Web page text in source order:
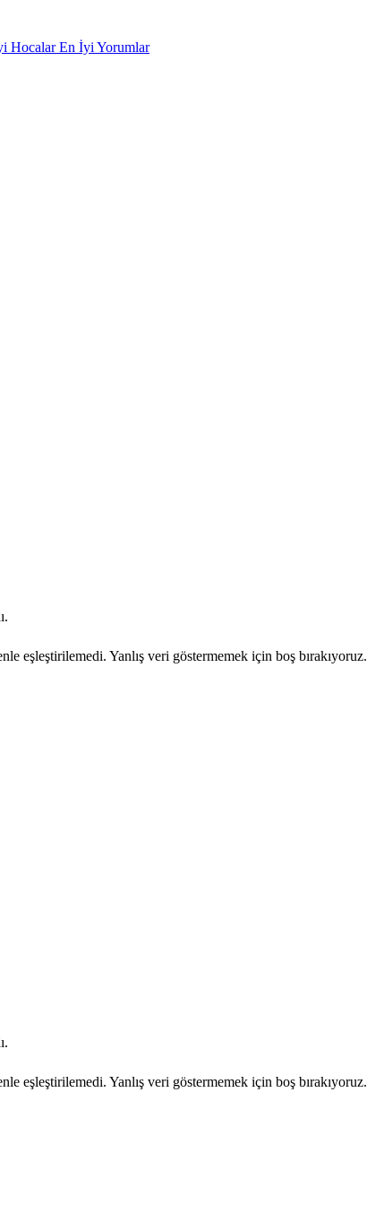
HocalarEn İyi Yorumlar
eşleştirilemedi. Yanlış veri göstermemek için boş bırakıyoruz.
eşleştirilemedi. Yanlış veri göstermemek için boş bırakıyoruz.